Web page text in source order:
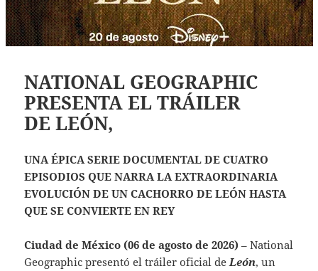
NATIONAL GEOGRAPHIC
PRESENTA EL TRÁILER
DE LEÓN,
UNA ÉPICA SERIE DOCUMENTAL DE CUATRO
EPISODIOS QUE NARRA LA EXTRAORDINARIA
EVOLUCIÓN DE UN CACHORRO DE LEÓN HASTA
QUE SE CONVIERTE EN REY
Ciudad de México (06 de agosto de 2026) – National
Geographic presentó el tráiler oficial deLeón, un